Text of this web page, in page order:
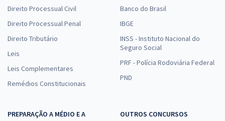
Direito Processual Civil
Direito Processual Penal
Direito Tributário
Leis
Leis Complementares
Remédios Constitucionais
Banco do Brasil
IBGE
INSS - Instituto Nacional do
Seguro Social
PRF - Polícia Rodoviária Federal
PND
PREPARAÇÃO A MÉDIO E A
OUTROS CONCURSOS